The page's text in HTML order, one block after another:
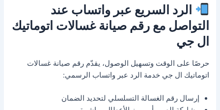
الرد السريع عبر واتساب عند
التواصل مع رقم صيانة غسالات اتوماتيك
ال جي
حرصًا على الوقت وتسهيل الوصول، يقدّم رقم صيانة غسالات
اتوماتيك ال جي خدمة الرد عبر واتساب الرسمي:
إرسال رقم الغسالة التسلسلي لتحديد الضمان